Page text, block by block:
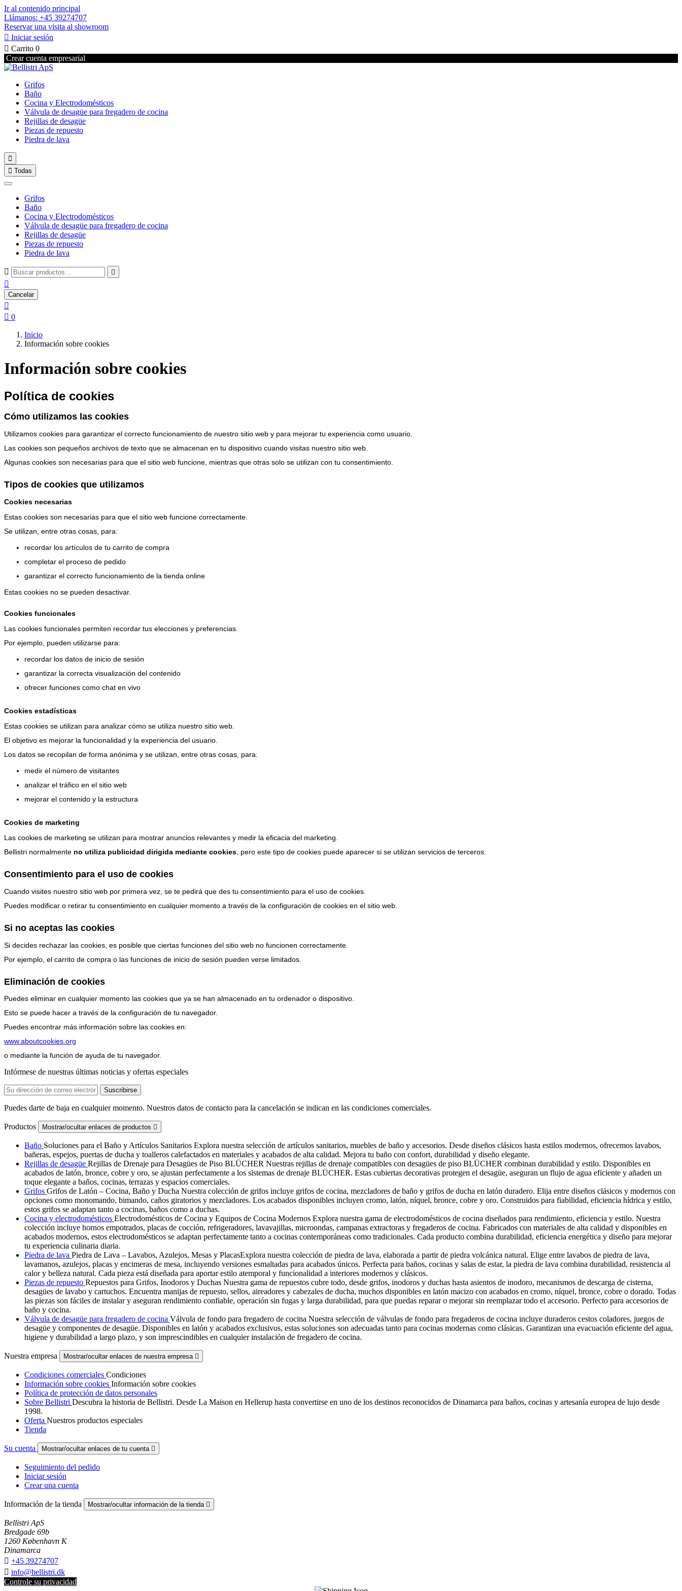
Ir al contenido principal
Llámanos: +45 39274707
Reservar una visita al showroom
 Iniciar sesión
 Carrito 0
Crear cuenta empresarial
Grifos
Baño
Cocina y Electrodomésticos
Válvula de desagüe para fregadero de cocina
Rejillas de desagüe
Piezas de repuesto
Piedra de lava

 Todas
Grifos
Baño
Cocina y Electrodomésticos
Válvula de desagüe para fregadero de cocina
Rejillas de desagüe
Piezas de repuesto
Piedra de lava
 

Cancelar

 0
Inicio
Información sobre cookies
Información sobre cookies
Política de cookies
Cómo utilizamos las cookies
Utilizamos cookies para garantizar el correcto funcionamiento de nuestro sitio web y para mejorar tu experiencia como usuario.
Las cookies son pequeños archivos de texto que se almacenan en tu dispositivo cuando visitas nuestro sitio web.
Algunas cookies son necesarias para que el sitio web funcione, mientras que otras solo se utilizan con tu consentimiento.
Tipos de cookies que utilizamos
Cookies necesarias
Estas cookies son necesarias para que el sitio web funcione correctamente.
Se utilizan, entre otras cosas, para:
recordar los artículos de tu carrito de compra
completar el proceso de pedido
garantizar el correcto funcionamiento de la tienda online
Estas cookies no se pueden desactivar.
Cookies funcionales
Las cookies funcionales permiten recordar tus elecciones y preferencias.
Por ejemplo, pueden utilizarse para:
recordar los datos de inicio de sesión
garantizar la correcta visualización del contenido
ofrecer funciones como chat en vivo
Cookies estadísticas
Estas cookies se utilizan para analizar cómo se utiliza nuestro sitio web.
El objetivo es mejorar la funcionalidad y la experiencia del usuario.
Los datos se recopilan de forma anónima y se utilizan, entre otras cosas, para:
medir el número de visitantes
analizar el tráfico en el sitio web
mejorar el contenido y la estructura
Cookies de marketing
Las cookies de marketing se utilizan para mostrar anuncios relevantes y medir la eficacia del marketing.
Bellistri normalmente no utiliza publicidad dirigida mediante cookies , pero este tipo de cookies puede aparecer si se utilizan servicios de terceros.
Consentimiento para el uso de cookies
Cuando visites nuestro sitio web por primera vez, se te pedirá que des tu consentimiento para el uso de cookies.
Puedes modificar o retirar tu consentimiento en cualquier momento a través de la configuración de cookies en el sitio web.
Si no aceptas las cookies
Si decides rechazar las cookies, es posible que ciertas funciones del sitio web no funcionen correctamente.
Por ejemplo, el carrito de compra o las funciones de inicio de sesión pueden verse limitados.
Eliminación de cookies
Puedes eliminar en cualquier momento las cookies que ya se han almacenado en tu ordenador o dispositivo.
Esto se puede hacer a través de la configuración de tu navegador.
Puedes encontrar más información sobre las cookies en:
www.aboutcookies.org
o mediante la función de ayuda de tu navegador.
Infórmese de nuestras últimas noticias y ofertas especiales
Puedes darte de baja en cualquier momento. Nuestros datos de contacto para la cancelación se indican en las condiciones comerciales.
Productos Mostrar/ocultar enlaces de productos 
Baño Soluciones para el Baño y Artículos Sanitarios Explora nuestra selección de artículos sanitarios, muebles de baño y accesorios. Desde diseños clásicos hasta estilos modernos, ofrecemos lavabos,
bañeras, espejos, puertas de ducha y toalleros calefactados en materiales y acabados de alta calidad. Mejora tu baño con confort, durabilidad y diseño elegante.
Rejillas de desagüe Rejillas de Drenaje para Desagües de Piso BLÜCHER Nuestras rejillas de drenaje compatibles con desagües de piso BLÜCHER combinan durabilidad y estilo. Disponibles en
acabados de latón, bronce, cobre y oro, se ajustan perfectamente a los sistemas de drenaje BLÜCHER. Estas cubiertas decorativas protegen el desagüe, aseguran un flujo de agua eficiente y añaden un
toque elegante a baños, cocinas, terrazas y espacios comerciales.
Grifos Grifos de Latón – Cocina, Baño y Ducha Nuestra colección de grifos incluye grifos de cocina, mezcladores de baño y grifos de ducha en latón duradero. Elija entre diseños clásicos y modernos con
opciones como monomando, bimando, caños giratorios y mezcladores. Los acabados disponibles incluyen cromo, latón, níquel, bronce, cobre y oro. Construidos para fiabilidad, eficiencia hídrica y estilo,
estos grifos se adaptan tanto a cocinas, baños como a duchas.
Cocina y electrodomésticos Electrodomésticos de Cocina y Equipos de Cocina Modernos Explora nuestra gama de electrodomésticos de cocina diseñados para rendimiento, eficiencia y estilo. Nuestra
colección incluye hornos empotrados, placas de cocción, refrigeradores, lavavajillas, microondas, campanas extractoras y fregaderos de cocina. Fabricados con materiales de alta calidad y disponibles en
acabados modernos, estos electrodomésticos se adaptan perfectamente tanto a cocinas contemporáneas como tradicionales. Cada producto combina durabilidad, eficiencia energética y diseño para mejorar
tu experiencia culinaria diaria.
Piedra de lava Piedra de Lava – Lavabos, Azulejos, Mesas y PlacasExplora nuestra colección de piedra de lava, elaborada a partir de piedra volcánica natural. Elige entre lavabos de piedra de lava,
lavamanos, azulejos, placas y encimeras de mesa, incluyendo versiones esmaltadas para acabados únicos. Perfecta para baños, cocinas y salas de estar, la piedra de lava combina durabilidad, resistencia al
calor y belleza natural. Cada pieza está diseñada para aportar estilo atemporal y funcionalidad a interiores modernos y clásicos.
Piezas de repuesto Repuestos para Grifos, Inodoros y Duchas Nuestra gama de repuestos cubre todo, desde grifos, inodoros y duchas hasta asientos de inodoro, mecanismos de descarga de cisterna,
desagües de lavabo y cartuchos. Encuentra manijas de repuesto, sellos, aireadores y cabezales de ducha, muchos disponibles en latón macizo con acabados en cromo, níquel, bronce, cobre o dorado. Todas
las piezas son fáciles de instalar y aseguran rendimiento confiable, operación sin fugas y larga durabilidad, para que puedas reparar o mejorar sin reemplazar todo el accesorio. Perfecto para accesorios de
baño y cocina.
Válvula de desagüe para fregadero de cocina Válvula de fondo para fregadero de cocina Nuestra selección de válvulas de fondo para fregaderos de cocina incluye duraderos cestos coladores, juegos de
desagüe y componentes de desagüe. Disponibles en latón y acabados exclusivos, estas soluciones son adecuadas tanto para cocinas modernas como clásicas. Garantizan una evacuación eficiente del agua,
higiene y durabilidad a largo plazo, y son imprescindibles en cualquier instalación de fregadero de cocina.
Nuestra empresa Mostrar/ocultar enlaces de nuestra empresa 
Condiciones comerciales Condiciones
Información sobre cookies Información sobre cookies
Política de protección de datos personales
Sobre Bellistri Descubra la historia de Bellistri. Desde La Maison en Hellerup hasta convertirse en uno de los destinos reconocidos de Dinamarca para baños, cocinas y artesanía europea de lujo desde
1998.
Oferta Nuestros productos especiales
Tienda
Su cuenta Mostrar/ocultar enlaces de tu cuenta 
Seguimiento del pedido
Iniciar sesión
Crear una cuenta
Información de la tienda Mostrar/ocultar información de la tienda 
Bellistri ApS
Bredgade 69b
1260 København K
Dinamarca
 +45 39274707
 info@bellistri.dk
Controle su privacidad